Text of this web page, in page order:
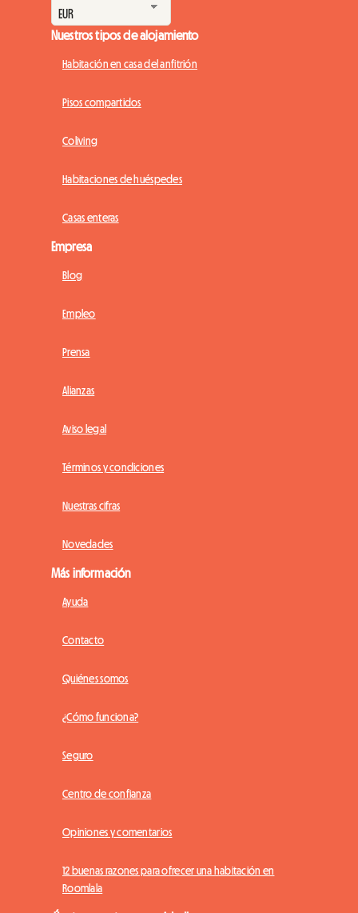
Nuestros tipos de alojamiento
Habitación en casa del anfitrión
Pisos compartidos
Coliving
Habitaciones de huéspedes
Casas enteras
Empresa
Blog
Empleo
Prensa
Alianzas
Aviso legal
Términos y condiciones
Nuestras cifras
Novedades
Más información
Ayuda
Contacto
Quiénes somos
¿Cómo funciona?
Seguro
Centro de confianza
Opiniones y comentarios
12 buenas razones para ofrecer una habitación en
Roomlala